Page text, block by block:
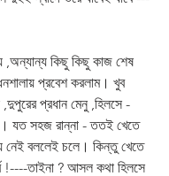
,অন্যান্য কিছু কিছু কাজ শেষ
প্রবেশ করলাম। খুব
প্রধান মেনু ,হিলসে -
যত সহজ রান্না - ততই খেতে
বললেই চলে। কিন্তু খেতে
!----তাইনা ? আসল কথা হিলসে